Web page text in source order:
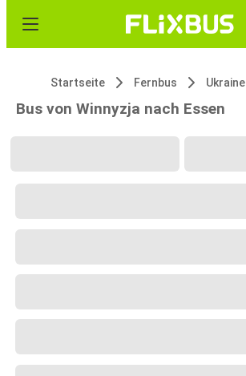
Startseite Fernbus Ukraine
Bus von Winnyzja nach Essen